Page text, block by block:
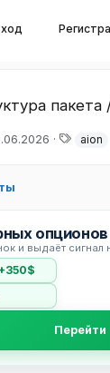
Тaion
опционов
и выдаёт сигнал
Перейти